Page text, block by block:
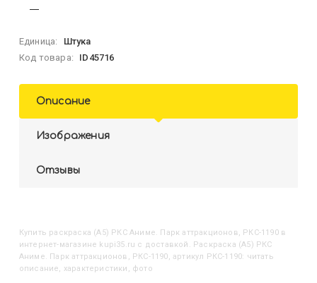
Единица:
Штука
Код товара:
ID45716
Описание
Изображения
Отзывы
Купить Раскраска (А5) РКС Аниме. Парк аттракционов, РКС-1190в
интернет-магазине kupi35.ru с доставкой. Раскраска (А5) РКС
Аниме. Парк аттракционов, РКС-1190, артикул РКС-1190: читать
описание, характеристики, фото